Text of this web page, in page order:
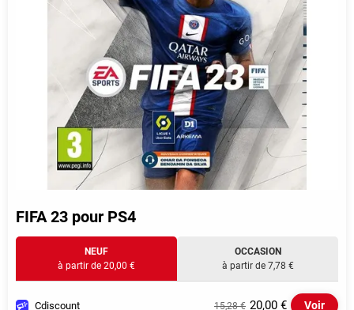
FIFA 23 pour PS4
NEUF
à partir de 20,00 €
OCCASION
à partir de 7,78 €
Cdiscount 15,28 € 20,00 € Voir